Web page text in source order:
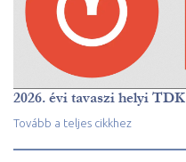
2026. évi tavaszi helyi TDK
Tovább a teljes cikkhez